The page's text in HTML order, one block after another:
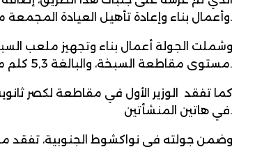
وأعمال بناء وإعادة تأهيل العيادة المجمعة متعددة التخصصات، في مقاطعة تفرغ زينه.
مستوى مقاطعة السبخة، والبالغة 5,3 كلم ما سيساهم في تسهيل حركة السير داخل المقاطعة.
كما تفقد الوزير الأول في مقاطعة لكصر
في هاتين المنشأتين.
وضمن جولته في نواكشوط الجنوبية، تفقد